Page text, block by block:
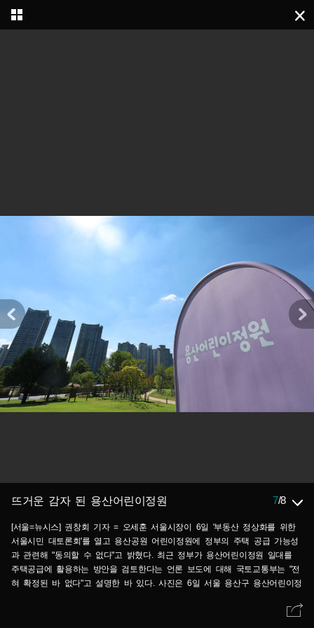
뜨거운 감자 된 용산어린이정원 7/8
[서울=뉴시스] 권창회 기자 = 오세훈 서울시장이 6일 '부동산 정상화를 위한
서울시민 대토론회'를 열고 용산공원 어린이정원에 정부의 주택 공급 가능성
과 관련해 "동의할 수 없다"고 밝혔다. 최근 정부가 용산어린이정원 일대를
주택공급에 활용하는 방안을 검토한다는 언론 보도에 대해 국토교통부는 "전
혀 확정된 바 없다"고 설명한 바 있다. 사진은 6일 서울 용산구 용산어린이정